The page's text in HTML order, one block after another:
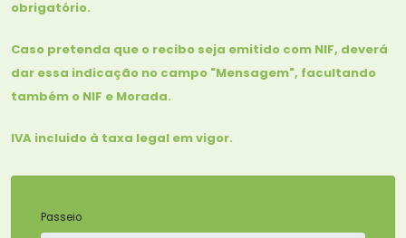
obrigatório.
Caso pretenda que o recibo seja emitido com NIF, deverá
dar essa indicação no campo "Mensagem", facultando
também o NIF e Morada.
IVA incluido à taxa legal em vigor.
Passeio